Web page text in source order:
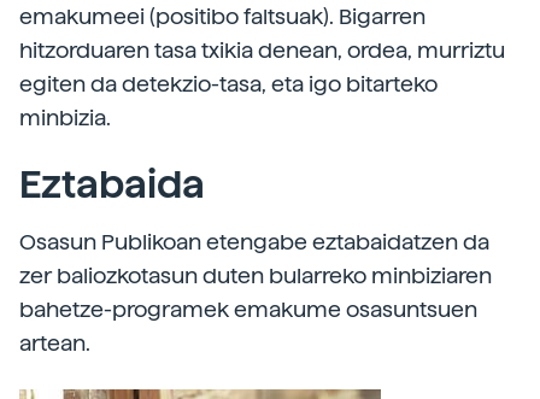
emakumeei (positibo faltsuak). Bigarren
hitzorduaren tasa txikia denean, ordea, murriztu
egiten da detekzio-tasa, eta igo bitarteko
minbizia.
Eztabaida
Osasun Publikoan etengabe eztabaidatzen da
zer baliozkotasun duten bularreko minbiziaren
bahetze-programek emakume osasuntsuen
artean.